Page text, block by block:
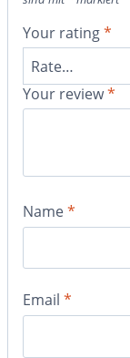
Your rating*
Your review*
Name*
Email *